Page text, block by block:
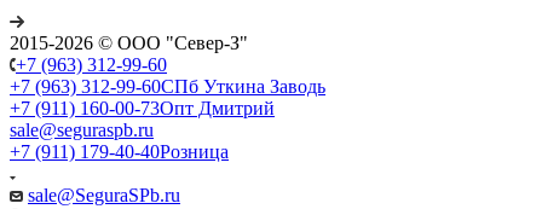
2015-2026 © ООО "Север-З"
+7 (963) 312-99-60
+7 (963) 312-99-60СПб Уткина Заводь
+7 (911) 160-00-73Опт Дмитрий
sale@seguraspb.ru
+7 (911) 179-40-40Розница
sale@SeguraSPb.ru